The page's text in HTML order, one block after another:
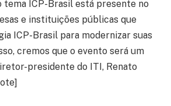
tema ICP-Brasil está presente no
e instituições públicas que
ICP-Brasil para modernizar suas
cremos que o evento será um
presidente do ITI, Renato